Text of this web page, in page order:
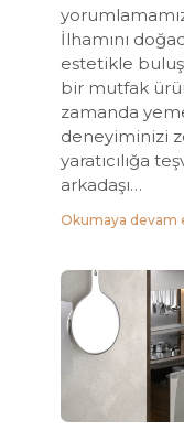
İlhamını
estetikle
bir mutfak
zamanda
deneyiminizi
yaratıcılığa
arkadaşı…
Okumaya devam